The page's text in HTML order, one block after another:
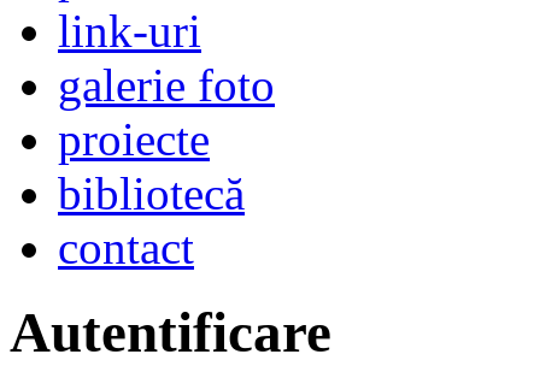
link-uri
galerie foto
proiecte
bibliotecă
contact
Autentificare